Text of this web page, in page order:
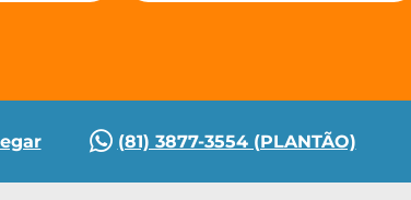
(81) 3877-3554 (PLANTÃO)